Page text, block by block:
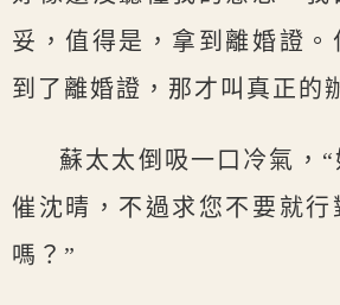
妥，值得是，拿到離婚證。
到了離婚證，那才叫真正的
蘇太太倒吸一口冷氣，
催沈晴，不過求您不要就行
嗎？”